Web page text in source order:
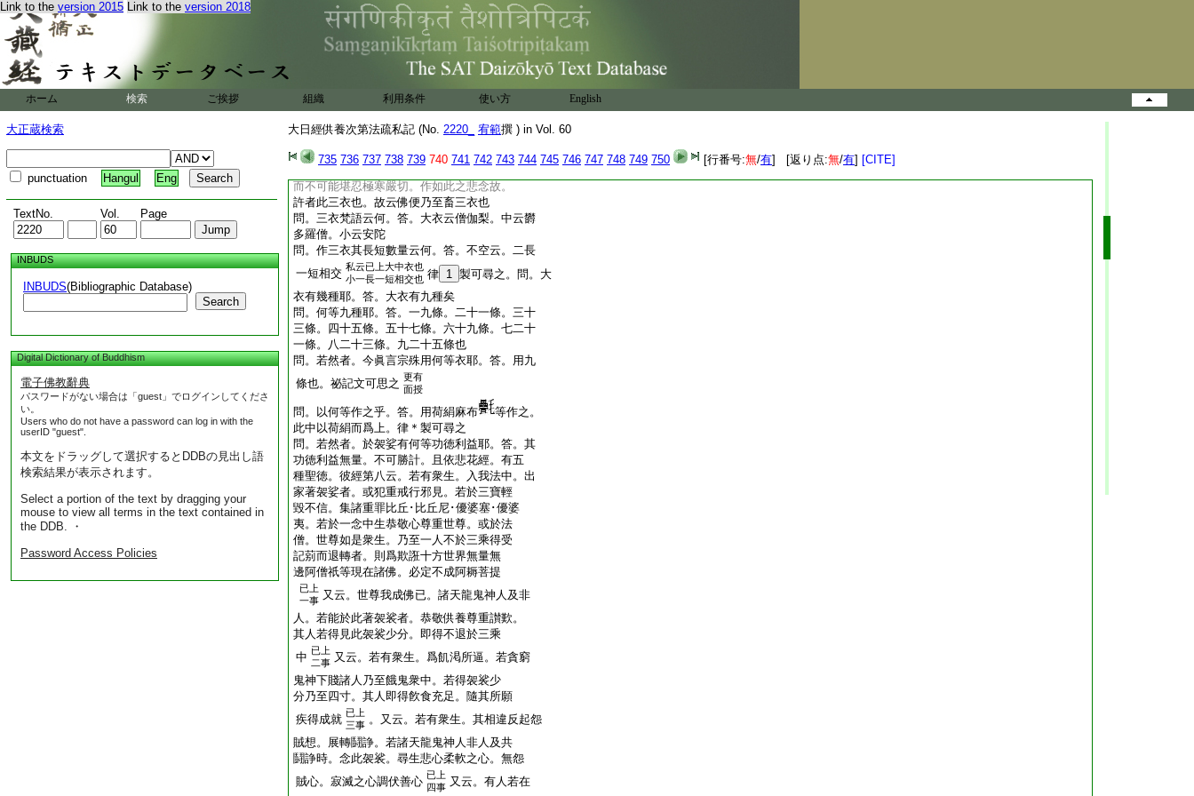
Link to the version 2015 Link to the version 2018
ホーム 検索 ご挨拶 組織 利用条件 使い方 English
大正蔵検索
punctuation Hangul Eng
TextNo. Vol. Page
INBUDS
INBUDS(Bibliographic Database)
Search
Digital Dictionary of Buddhism
電子佛教辭典
パスワードがない場合は「guest」でログインしてくださ
い。
Users who do not have a password can log in with the
userID "guest".
本文をドラッグして選択するとDDBの見出し語
検索結果が表示されます。
Select a portion of the text by dragging your
mouse to view all terms in the text contained in
the DDB. ・
Password Access Policies
大日經供養次第法疏私記 (No. 2220_ 宥範撰 ) in Vol. 60
735 736 737 738 739 740 741 742 743 744 745 746 747 748 749 750 [行番号:無/有] [返り点:無/有] [CITE]
畜餘衣。二明問答所由。三明隨時著五七大。
四明著三衣縁起。初自可見
二從何者下。明問答所由中。何者之兩言問
也。白衣以下答也。答中有二之由緒。故不畜
三從若下。明隨時著五七大中。各隨其時
宜。或五條或七條或大衣用著之。其文可見。
四從故往下。明著三衣縁起中。故往一時者。
指如來在世也。如來者。釋迦如來也。佛便作
念者。如此雖寒烈無極。如來在世根機上利
而不可能堪忍極寒嚴切。作如此之悲念故。
許者此三衣也。故云佛便乃至畜三衣也
問。三衣梵語云何。答。大衣云僧伽梨。中云欝
多羅僧。小云安陀
問。作三衣其長短數量云何。答。不空云。二長
一短相交 私云已上大中衣也
小一長一短相交也 律 1 製可尋之。問。大
衣有幾種耶。答。大衣有九種矣
問。何等九種耶。答。一九條。二十一條。三十
三條。四十五條。五十七條。六十九條。七二十
一條。八二十三條。九二十五條也
問。若然者。今眞言宗殊用何等衣耶。答。用九
條也。祕記文可思之 更有
面授
問。以何等作之乎。答。用荷絹麻布
等作之。
此中以荷絹而爲上。律＊製可尋之
問。若然者。於袈娑有何等功徳利益耶。答。其
功徳利益無量。不可勝計。且依悲花經。有五
種聖徳。彼經第八云。若有衆生。入我法中。出
家著袈娑者。或犯重戒行邪見。若於三寶輕
毀不信。集諸重罪比丘･比丘尼･優婆塞･優婆
夷。若於一念中生恭敬心尊重世尊。或於法
僧。世尊如是衆生。乃至一人不於三乘得受
記莂而退轉者。則爲欺誑十方世界無量無
邊阿僧祇等現在諸佛。必定不成阿耨菩提
已上
一事 又云。世尊我成佛已。諸天龍鬼神人及非
人。若能於此著袈裟者。恭敬供養尊重讃歎。
其人若得見此袈裟少分。即得不退於三乘
中 已上
二事 又云。若有衆生。爲飢渇所逼。若貪窮
鬼神下賤諸人乃至餓鬼衆中。若得袈裟少
分乃至四寸。其人即得飮食充足。隨其所願
疾得成就 已上
三事 。又云。若有衆生。其相違反起怨
賊想。展轉鬪諍。若諸天龍鬼神人非人及共
鬪諍時。念此袈裟。尋生悲心柔軟之心。無怨
賊心。寂滅之心調伏善心 已上
四事 又云。有人若在